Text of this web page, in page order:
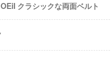
クラシックな両面ベルト